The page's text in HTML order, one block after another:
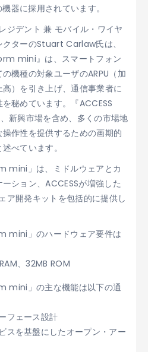
器に採用されています。
ジデント 兼 モバイル・ワイヤ
ターのStuart Carlaw氏は、
mini』は、スマートフォン
機種の対象ユーザのARPU（加
）を引き上げ、通信事業者に
秘めています。『ACCESS
興市場を含め、多くの市場地
作性を提供するための画期的
べています。
mini」は、ミドルウェアとカ
ション、ACCESSが増強した
ア開発キットを包括的に提供し
mini」のハードウェア要件は
、32MB ROM
mini」の主な機能は以下の通
フェース設計
スを基盤にしたオープン・アー